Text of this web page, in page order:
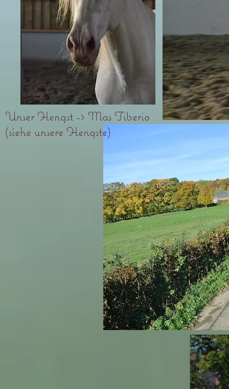
Unser Hengst -> Mas Tiberio
(siehe unsere Hengste)